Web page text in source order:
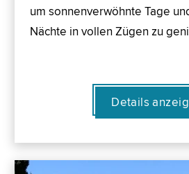
um sonnenverwöhnte Tage
Nächte in vollen Zügen zu
Details